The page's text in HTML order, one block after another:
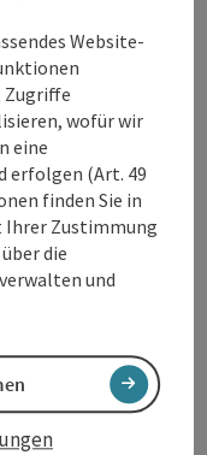
Website-
Zugriffe
wofür wir
eine
erfolgen (Art. 49
finden Sie in
Ihrer Zustimmung
die
und